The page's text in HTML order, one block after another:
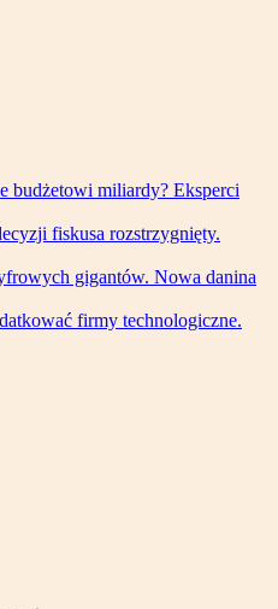
budżetowi miliardy? Eksperci
fiskusa rozstrzygnięty.
gigantów. Nowa danina
firmy technologiczne.